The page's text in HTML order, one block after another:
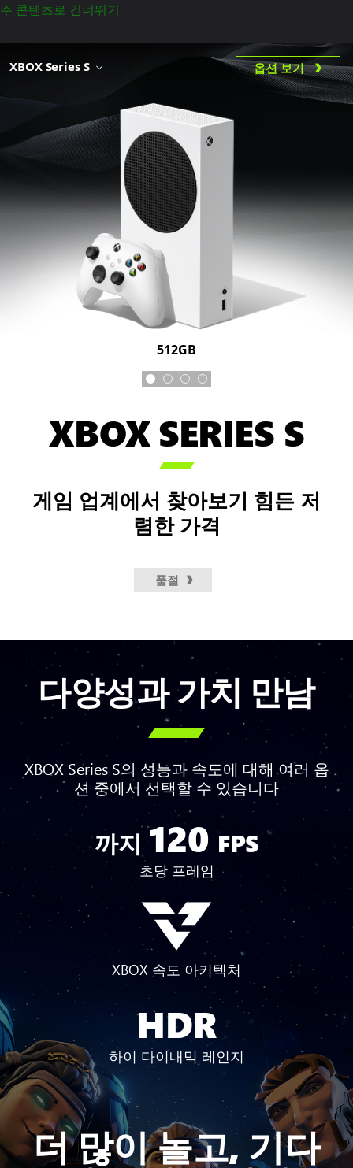
주 콘텐츠로 건너뛰기
XBOX Series S 옵션 보기
512GB
XBOX SERIES S

게임 업계에서 찾아보기 힘든 저
렴한 가격
품절
다양성과 가치 만남

XBOX Series S의 성능과 속도에 대해 여러 옵
션 중에서 선택할 수 있습니다
대
120
까지 120 FPS
초당 프레임
XBOX 속도 아키텍처
HDR
하이 다이내믹 레인지
더 많이 놀고, 기다